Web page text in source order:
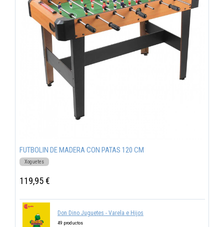
FUTBOLIN DE MADERA CON PATAS 120 CM
Xoguetes
119,95 €
Don Dino Juguetes - Varela e Hijos
49 productos